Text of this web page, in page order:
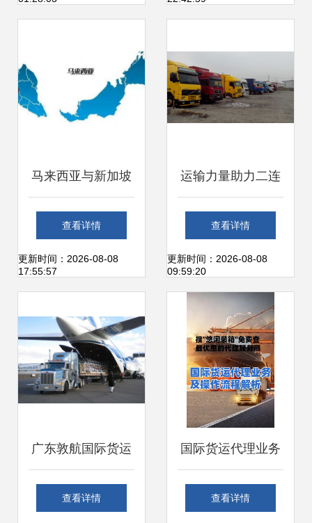
马来西亚与新加坡
国际货运代理 东盟
物流的枢纽与策略
查看详情
更新时间：2026-08-08
17:55:57
运输力量助力二连
浩特——北京跃瑞
的优势与发展
查看详情
更新时间：2026-08-08
09:59:20
广东敦航国际货运
代理 专业全球化物
查看详情
国际货运代理业务
全解析 轻松搞定物
查看详情